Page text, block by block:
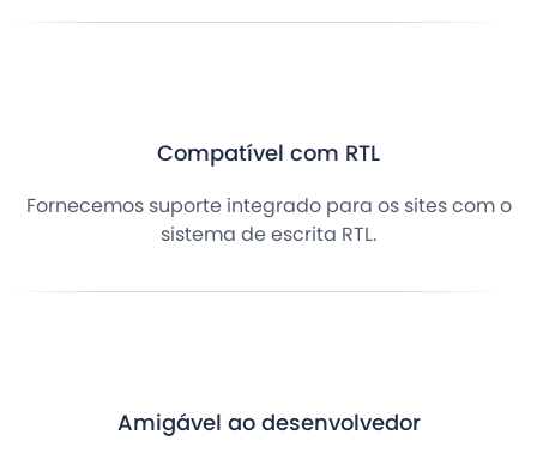
Compatível com RTL
Fornecemos suporte integrado para os sites com o
sistema de escrita RTL.
Amigável ao desenvolvedor